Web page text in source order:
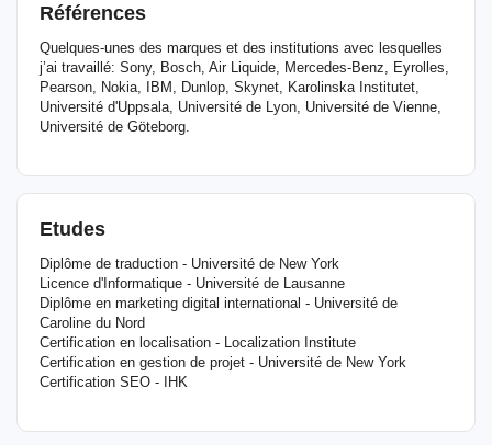
Références
Quelques-unes des marques et des institutions avec lesquelles
j’ai travaillé: Sony, Bosch, Air Liquide, Mercedes-Benz, Eyrolles,
Pearson, Nokia, IBM, Dunlop, Skynet, Karolinska Institutet,
Université d'Uppsala, Université de Lyon, Université de Vienne,
Université de Göteborg.
Etudes
Diplôme de traduction - Université de New York
Licence d'Informatique - Université de Lausanne
Diplôme en marketing digital international - Université de
Caroline du Nord
Certification en localisation - Localization Institute
Certification en gestion de projet - Université de New York
Certification SEO - IHK